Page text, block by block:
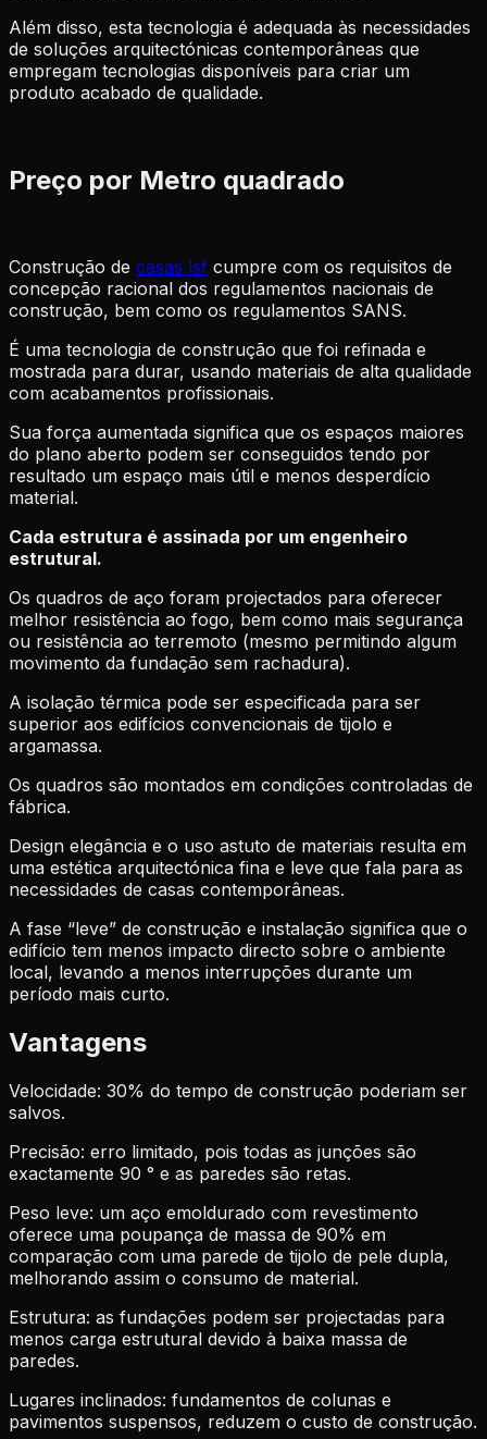
Além disso, esta tecnologia é adequada às necessidades
de soluções arquitectónicas contemporâneas que
empregam tecnologias disponíveis para criar um
produto acabado de qualidade.
Preço por Metro quadrado
Construção de casas lsf cumpre com os requisitos de
concepção racional dos regulamentos nacionais de
construção, bem como os regulamentos SANS.
É uma tecnologia de construção que foi refinada e
mostrada para durar, usando materiais de alta qualidade
com acabamentos profissionais.
Sua força aumentada significa que os espaços maiores
do plano aberto podem ser conseguidos tendo por
resultado um espaço mais útil e menos desperdício
material.
Cada estrutura é assinada por um engenheiro
estrutural.
Os quadros de aço foram projectados para oferecer
melhor resistência ao fogo, bem como mais segurança
ou resistência ao terremoto (mesmo permitindo algum
movimento da fundação sem rachadura).
A isolação térmica pode ser especificada para ser
superior aos edifícios convencionais de tijolo e
argamassa.
Os quadros são montados em condições controladas de
fábrica.
Design elegância e o uso astuto de materiais resulta em
uma estética arquitectónica fina e leve que fala para as
necessidades de casas contemporâneas.
A fase “leve” de construção e instalação significa que o
edifício tem menos impacto directo sobre o ambiente
local, levando a menos interrupções durante um
período mais curto.
Vantagens
Velocidade: 30% do tempo de construção poderiam ser
salvos.
Precisão: erro limitado, pois todas as junções são
exactamente 90 ° e as paredes são retas.
Peso leve: um aço emoldurado com revestimento
oferece uma poupança de massa de 90% em
comparação com uma parede de tijolo de pele dupla,
melhorando assim o consumo de material.
Estrutura: as fundações podem ser projectadas para
menos carga estrutural devido à baixa massa de
paredes.
Lugares inclinados: fundamentos de colunas e
pavimentos suspensos, reduzem o custo de construção.